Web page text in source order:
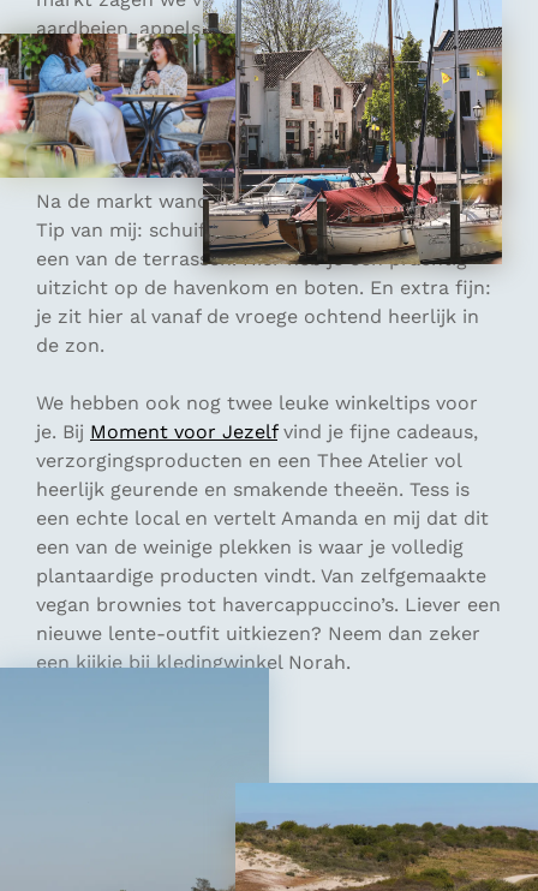
aardbeien, appels en peren voor onderweg. Later
in het voorjaar, vooral vanaf mei, vind je er ook
pioenrozen. Mooi om mee te nemen voor thuis of
als kleurrijke herinnering aan je dag op Goeree-
Overflakkee.
Na de markt wandelen we richting de havenkom.
Tip van mij: schuif aan voor een kop koffie op
een van de terrassen. Hier heb je een prachtig
uitzicht op de havenkom en boten. En extra fijn:
je zit hier al vanaf de vroege ochtend heerlijk in
de zon.
We hebben ook nog twee leuke winkeltips voor
je. Bij Moment voor Jezelfvind je fijne cadeaus,
verzorgingsproducten en een Thee Atelier vol
heerlijk geurende en smakende theeën. Tess is
een echte local en vertelt Amanda en mij dat dit
een van de weinige plekken is waar je volledig
plantaardige producten vindt. Van zelfgemaakte
vegan brownies tot havercappuccino’s. Liever een
nieuwe lente-outfit uitkiezen? Neem dan zeker
een kijkje bij kledingwinkel Norah.